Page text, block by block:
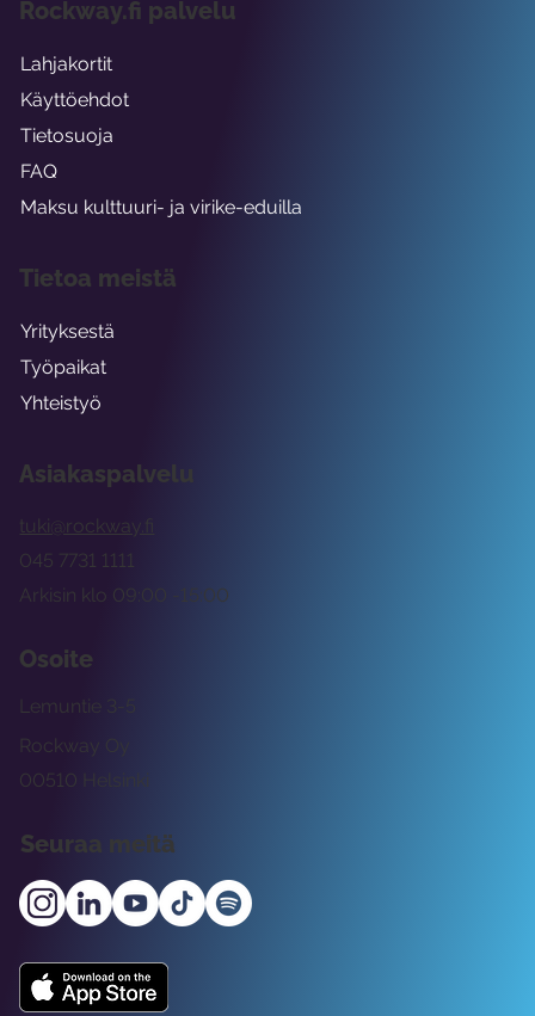
Asiakaspalvelu
tuki@rockway.fi
Arkisin klo 09:00 -15:00
045 7731 1111
Osoite
Rockway Oy
Lemuntie 3-5
00510 Helsinki
Seuraa meitä
Rockway.fi palvelu
Lahjakortit
Käyttöehdot
Tietosuoja
FAQ
Maksu kulttuuri- ja virike-eduilla
Tietoa meistä
Yrityksestä
Työpaikat
Yhteistyö